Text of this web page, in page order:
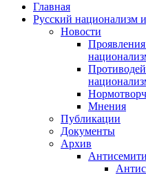
Главная
Русский национализм
Новости
Мнения
Публикации
Документы
Архив